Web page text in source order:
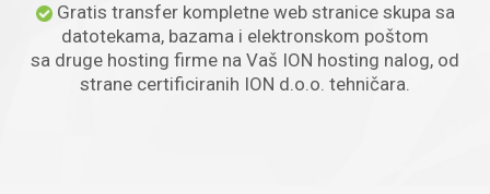
Gratis transfer kompletne web stranice skupa sa
datotekama, bazama i elektronskom poštom
sa druge hosting firme na Vaš ION hosting nalog, od
strane certificiranih ION d.o.o. tehničara.